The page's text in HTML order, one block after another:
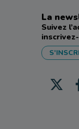
La
Suivez